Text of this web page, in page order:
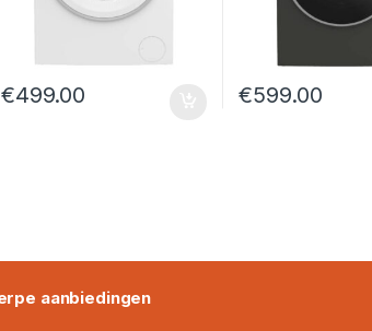
€499.00 €599.00
aanbiedingen